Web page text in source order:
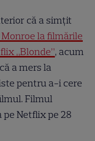
că a simțit
la filmările
„Blonde”, acum
a mers la
pentru a-i cere
Filmul
pe Netflix pe 28